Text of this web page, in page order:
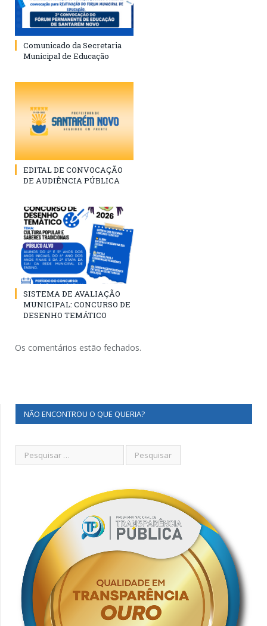
Comunicado da Secretaria
Municipal de Educação
EDITAL DE CONVOCAÇÃO
DE AUDIÊNCIA PÚBLICA
SISTEMA DE AVALIAÇÃO
MUNICIPAL: CONCURSO DE
DESENHO TEMÁTICO
Os comentários estão fechados.
NÃO ENCONTROU O QUE QUERIA?